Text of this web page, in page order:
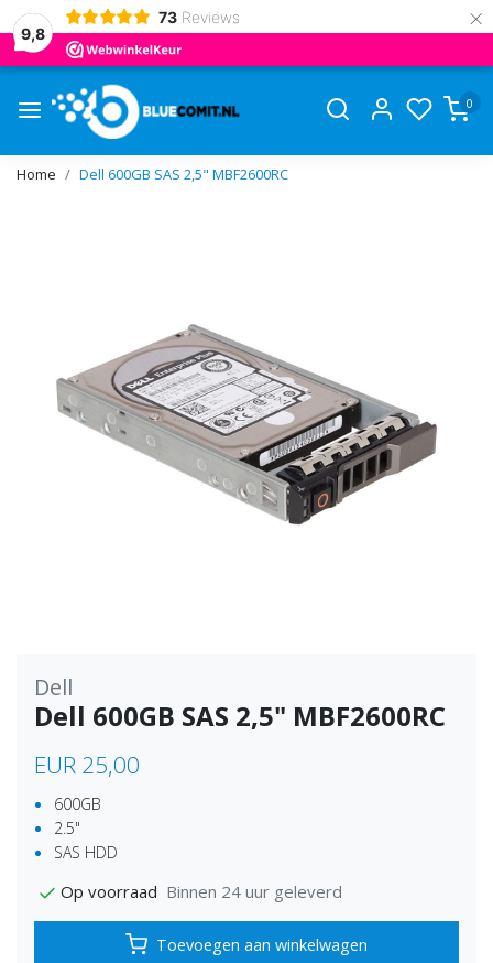
9,8
73 Reviews ×
0
Home Dell 600GB SAS 2,5" MBF2600RC
Dell
Dell 600GB SAS 2,5" MBF2600RC
EUR 25,00
600GB
2.5"
SAS HDD
Op voorraad Binnen 24 uur geleverd
Toevoegen aan winkelwagen